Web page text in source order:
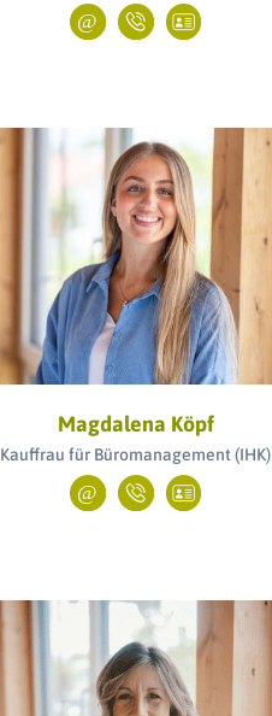
Magdalena Köpf
Kauffrau für Büromanagement (IHK)